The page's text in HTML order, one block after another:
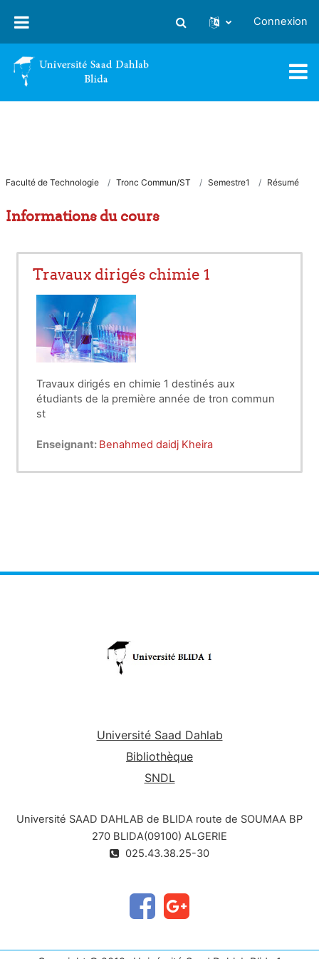
Activer/désactiver la saisie
Connexion
Faculté de Technologie Tronc Commun/ST Semestre1 Résumé
Informations du cours
Travaux dirigés chimie 1
Travaux dirigés en chimie 1 destinés aux
étudiants de la première année de tron commun
st
Enseignant: Benahmed daidj Kheira
Université Saad Dahlab
Bibliothèque
SNDL
Université SAAD DAHLAB de BLIDA route de SOUMAA BP
270 BLIDA(09100) ALGERIE
025.43.38.25-30